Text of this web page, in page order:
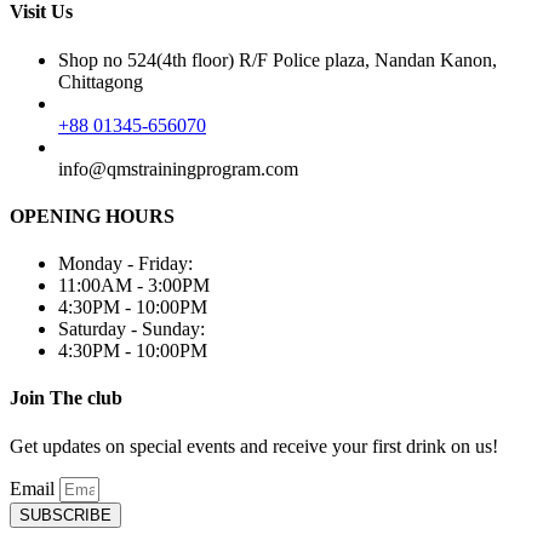
Visit Us
Shop no 524(4th floor) R/F Police plaza, Nandan Kanon,
Chittagong
+88 01345-656070
info@qmstrainingprogram.com
OPENING HOURS
Monday - Friday:
11:00AM - 3:00PM
4:30PM - 10:00PM
Saturday - Sunday:
4:30PM - 10:00PM
Join The club
Get updates on special events and receive your first drink on us!
Email
SUBSCRIBE